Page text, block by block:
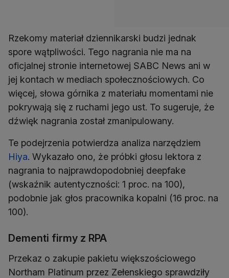
Rzekomy materiał dziennikarski budzi jednak
spore wątpliwości. Tego nagrania nie ma na
oficjalnej stronie internetowej SABC News ani w
jej kontach w mediach społecznościowych. Co
więcej, słowa górnika z materiału momentami nie
pokrywają się z ruchami jego ust. To sugeruje, że
dźwięk nagrania został zmanipulowany.
Te podejrzenia potwierdza analiza narzędziem
Hiya. Wykazało ono, że próbki głosu lektora z
nagrania to najprawdopodobniej deepfake
(wskaźnik autentyczności: 1 proc. na 100),
podobnie jak głos pracownika kopalni (16 proc. na
100).
Dementi firmy z RPA
Przekaz o zakupie pakietu większościowego
Northam Platinum przez Zełenskiego sprawdziły